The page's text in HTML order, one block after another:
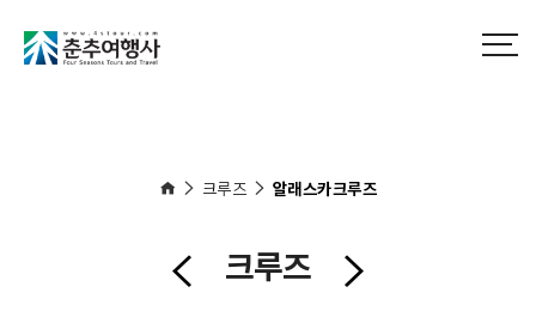
크루즈 알래스카크루즈
크루즈